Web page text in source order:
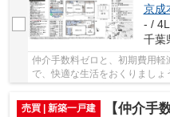
京成
- /
千葉
仲介手数料ゼロと、初期費用
で、快適な生活をおくりましょ
中でも、住居は充実した生活を
売買 | 新築一戸建
【仲介手数